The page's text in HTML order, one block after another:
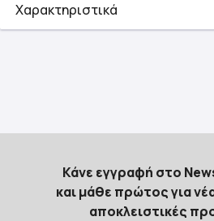
Χαρακτηριστικά
Κάνε εγγραφή στο
και μάθε πρώτος για
αποκλειστικές